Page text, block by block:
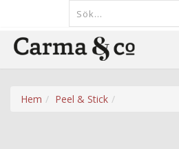
Hem Peel & Stick